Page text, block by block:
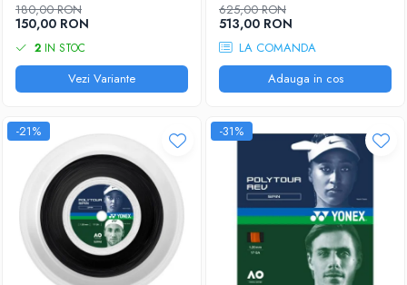
180,00 RON
150,00 RON
2 IN STOC
Vezi Variante
625,00 RON
513,00 RON
LA COMANDA
Adauga in cos
-21% -31%